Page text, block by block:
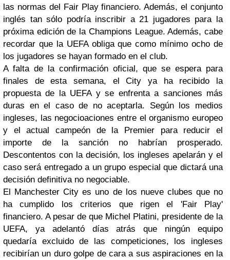
las normas del Fair Play financiero. Además, el conjunto
inglés tan sólo podría inscribir a 21 jugadores para la
próxima edición de la Champions League. Además, cabe
recordar que la UEFA obliga que como mínimo ocho de
los jugadores se hayan formado en el club.
A falta de la confirmación oficial, que se espera para
finales de esta semana, el City ya ha recibido la
propuesta de la UEFA y se enfrenta a sanciones más
duras en el caso de no aceptarla. Según los medios
ingleses, las negocioaciones entre el organismo europeo
y el actual campeón de la Premier para reducir el
importe de la sanción no habrían prosperado.
Descontentos con la decisión, los ingleses apelarán y el
caso será entregado a un grupo especial que dictará una
decisión definitiva no negociable.
El Manchester City es uno de los nueve clubes que no
ha cumplido los criterios que rigen el 'Fair Play'
financiero. A pesar de que Michel Platini, presidente de la
UEFA, ya adelantó días atrás que ningún equipo
quedaría excluido de las competiciones, los ingleses
recibirían un duro golpe de cara a sus aspiraciones en la